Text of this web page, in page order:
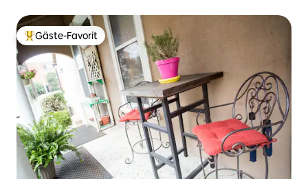
Beliebter Gäste-Favorit.
Gäste-Favorit